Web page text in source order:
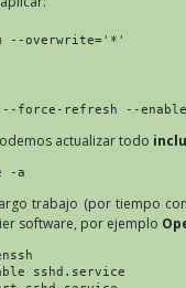
--overwrite='*'
--force-refresh --
actualizar todo
-a
trabajo (por tiempo
software, por ejemplo
sshd.service